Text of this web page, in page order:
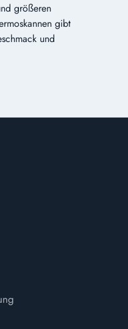
größeren
gibt
und